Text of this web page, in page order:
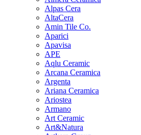
Alpas Cera
AltaCera
Amin Tile Co.
Aparici
Apavisa
APE
Aqlu Ceramic
Arcana Ceramica
Argenta
Ariana Ceramica
Ariostea
Armano
Art Ceramic
Art&Natura